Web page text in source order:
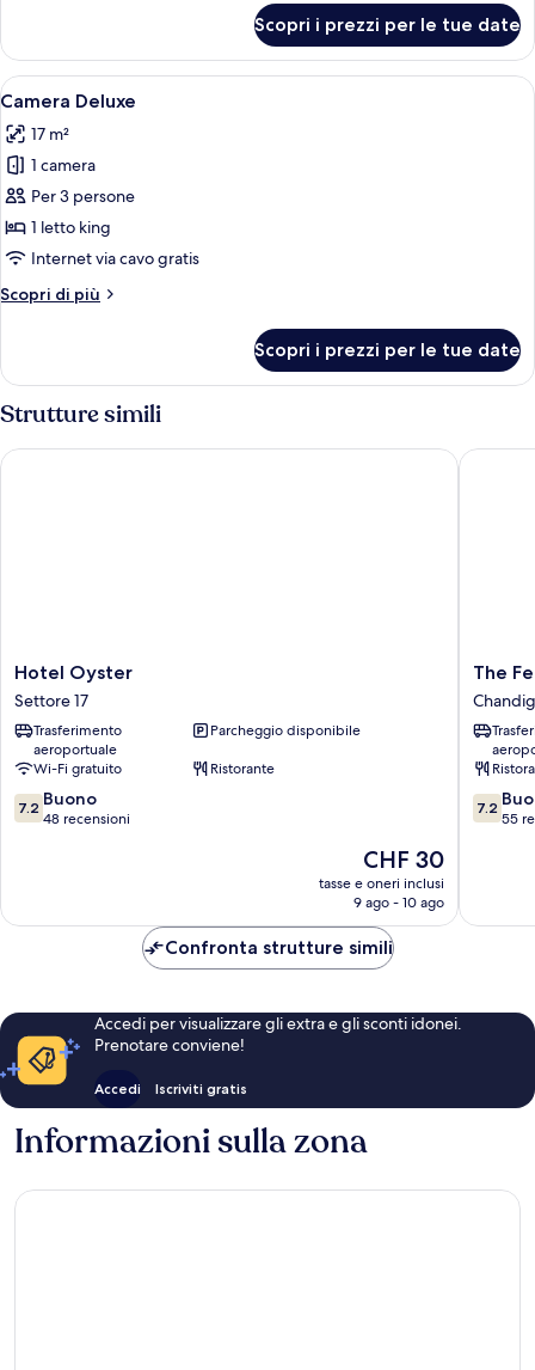
Scopri i prezzi per le tue date
Apri
tutte
le
foto
per
Camera
Deluxe
Una camera d'albergo con un letto
4
Camera Deluxe
17 m²
1 camera
Per 3 persone
1 letto king
Internet via cavo gratis
Scopri di più
Altri
Deluxe
Scopri i prezzi per le tue date
Strutture simili
Hotel
Oyster
Settore
17
Hotel Oyster
Settore 17
Trasferimento
aeroportuale
Parcheggio disponibile
Wi-Fi gratuito
Ristorante
7.2
su
7.2 Buono
48 recensioni
Il
prezzo
attuale
CHF 30
CHF 30
tasse e oneri inclusi
9 ago - 10 ago
Hotel Oyster
The
Fern
The
7.2
su
7.2
55
The
Confronta strutture simili
Accedi per visualizzare gli extra e gli sconti idonei.
Prenotare conviene!
Accedi Iscriviti gratis
Informazioni sulla zona